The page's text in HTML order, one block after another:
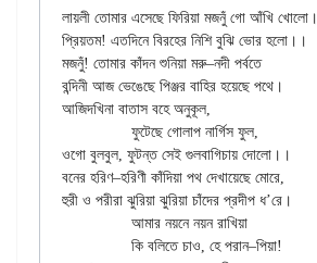
লায়লী তোমার এসেছে ফিরিয়া মজনুঁ গো আঁখি খোলো।
প্রিয়তম! এতদিনে বিরহের নিশি বুঝি ভোর হলো।।
মজনুঁ! তোমার কাঁদন শুনিয়া মরু–নদী পর্বতে
বন্দিনী আজ ভেঙেছে পিঞ্জর বাহির হয়েছে পথে।
আজিদখিনা বাতাস বহে অনুকূল,
ওগো বুলবুল, ফুটন্ত সেই গুলবাগিচায় দোলো।।
বনের হরিণ–হরিণী কাঁদিয়া পথ দেখায়েছে মোরে,
হুরী ও পরীরা ঝুরিয়া ঝুরিয়া চাঁদের প্রদীপ ধ’রে।